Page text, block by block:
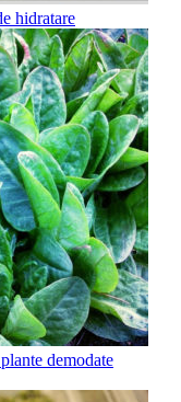
hidratare
demodate